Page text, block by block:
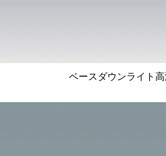
ベースダウンライト